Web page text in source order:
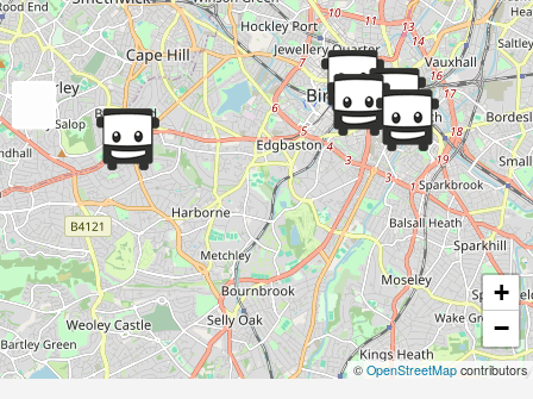
+
−
© OpenStreetMap contributors